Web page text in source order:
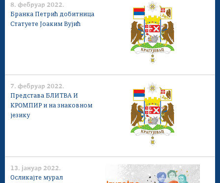
8. фебруар 2022.
Бранка Петрић добитница
Статуeте Јоаким Вујић
7. фебруар 2022.
Представа БЛИТВА И
КРОМПИР и на знаковном
језику
13. јануар 2022.
Осликајте мурал